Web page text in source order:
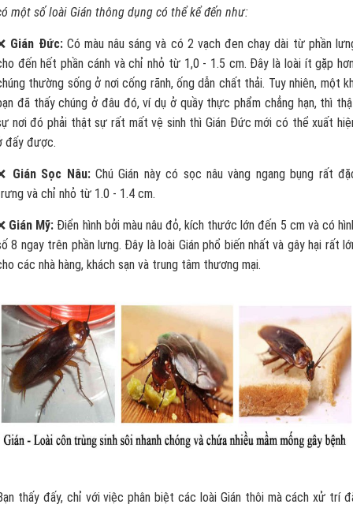
một số loài Gián thông dụng có thể kể đến như:
Gián Đức:Có màu nâu sáng và có 2 vạch đen chạy dài từ phần
đến hết phần cánh và chỉ nhỏ từ 1,0 - 1.5 cm. Đây là loài ít gặp
thường sống ở nơi cống rãnh, ống dẫn chất thải. Tuy nhiên, một
đã thấy chúng ở đâu đó, ví dụ ở quầy thực phẩm chẳng hạn, thì
nơi đó phải thật sự rất mất vệ sinh thì Gián Đức mới có thể xuất
đấy được.
Gián Sọc Nâu:Chú Gián này có sọc nâu vàng ngang bụng rất
và chỉ nhỏ từ 1.0 - 1.4 cm.
Gián Mỹ: Điển hình bởi màu nâu đỏ, kích thước lớn đến 5 cm và có
8 ngay trên phần lưng. Đây là loài Gián phổ biến nhất và gây hại rất
các nhà hàng, khách sạn và trung tâm thương mại.
thấy đấy, chỉ với việc phân biệt các loài Gián thôi mà cách xử trí